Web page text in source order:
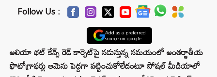
Follow Us :
Add as a preferred
source on google
అలియా భట్ కేన్స్ రెడ్ కార్పెట్‌పై నడుస్తున్న సమయంలో అంతర్జాతీయ
ఫొటోగ్రాఫర్లు ఆమెను పెద్దగా పట్టించుకోలేదంటూ సోషల్ మీడియాలో